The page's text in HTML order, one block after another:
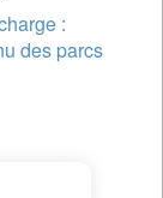
:
des parcs
à